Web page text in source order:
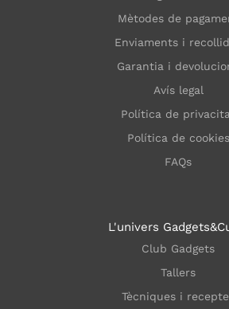
Mètodes de
Enviaments i
Garantia i
Avís legal
Política de
Política de cookies
FAQs
L'univers
Club Gadgets
Tallers
Tècniques i